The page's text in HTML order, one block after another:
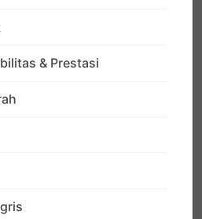
& Prestasi